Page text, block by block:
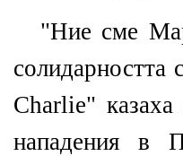
"Ние сме
солидарността
Charlie" казаха
нападения в